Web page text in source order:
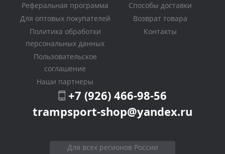
Реферальная программа
Для оптовых покупателей
Политика обработки
персональных данных
Пользовательское
соглашение
Наши партнеры
Способы доставки
Возврат товара
Контакты
+7 (926) 466-98-56
trampsport-shop@yandex.ru
Для всех регионов России